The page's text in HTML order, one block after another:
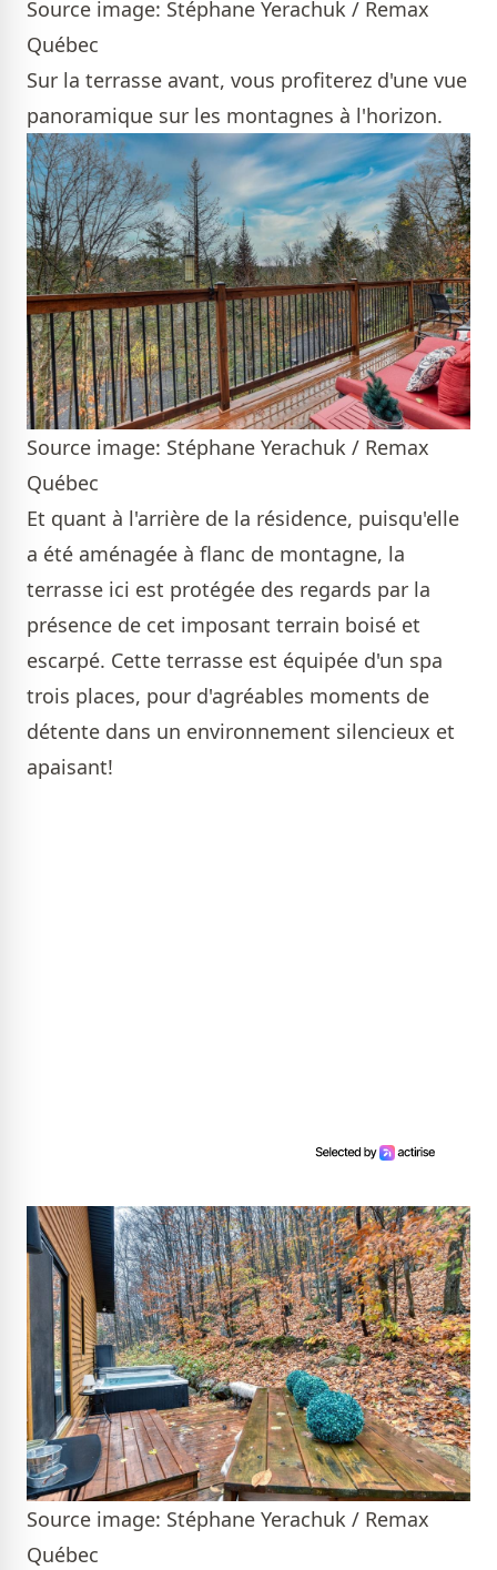
Source image: Stéphane Yerachuk / Remax
Québec
Sur la terrasse avant, vous profiterez d'une vue
panoramique sur les montagnes à l'horizon.
Source image: Stéphane Yerachuk / Remax
Québec
Et quant à l'arrière de la résidence, puisqu'elle
a été aménagée à flanc de montagne, la
terrasse ici est protégée des regards par la
présence de cet imposant terrain boisé et
escarpé. Cette terrasse est équipée d'un spa
trois places, pour d'agréables moments de
détente dans un environnement silencieux et
apaisant!
Source image: Stéphane Yerachuk / Remax
Québec